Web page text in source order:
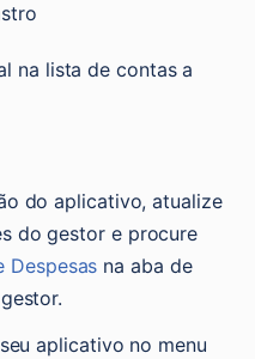
na lista de contas a
do aplicativo, atualize
do gestor e procure
Despesas
na aba de
aplicativo no menu